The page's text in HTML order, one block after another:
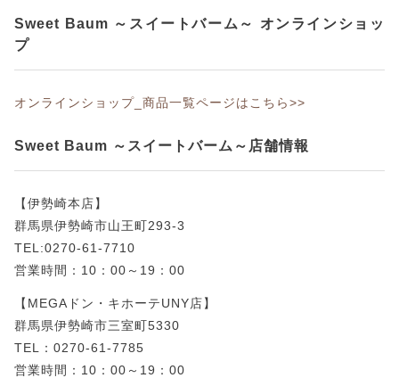
Sweet Baum ～スイートバーム～ オンラインショッ
プ
オンラインショップ_商品一覧ページはこちら>>
Sweet Baum ～スイートバーム～店舗情報
【伊勢崎本店】
群馬県伊勢崎市山王町293-3
TEL:0270-61-7710
営業時間：10：00～19：00
【MEGAドン・キホーテUNY店】
群馬県伊勢崎市三室町5330
TEL：0270-61-7785
営業時間：10：00～19：00